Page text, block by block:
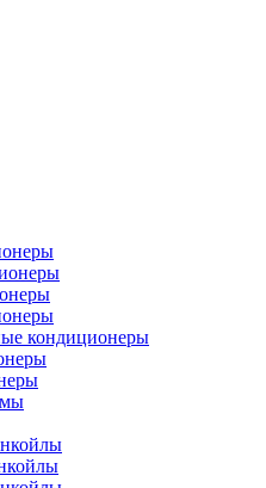
кондиционеры